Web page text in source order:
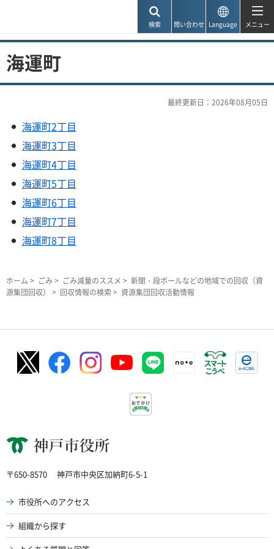
検索 問い合わせ Language メニュー
海運町
最終更新日：2026年08月05日
海運町2丁目
海運町3丁目
海運町4丁目
海運町5丁目
海運町6丁目
海運町7丁目
海運町8丁目
ホーム > ごみ > ごみ減量のススメ > 新聞・段ボールなどの地域での回収（資
源集団回収）
> 回収情報の検索 > 資源集団回収活動情報
神戸市役所
〒650-8570 神戸市中央区加納町6-5-1
市役所へのアクセス
組織から探す